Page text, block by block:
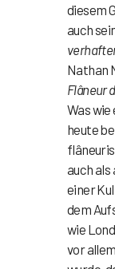
diesem
auch
Nathan
Flâneur
Was
heute
auch
einer
dem
wie
vor